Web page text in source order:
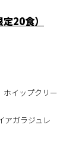
20食）
イップクリー
ガラジュレ